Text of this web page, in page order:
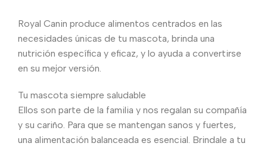
Royal Canin produce alimentos centrados en las
necesidades únicas de tu mascota, brinda una
nutrición específica y eficaz, y lo ayuda a convertirse
en su mejor versión.
Tu mascota siempre saludable
Ellos son parte de la familia y nos regalan su compañía
y su cariño. Para que se mantengan sanos y fuertes,
una alimentación balanceada es esencial. Brindale a tu